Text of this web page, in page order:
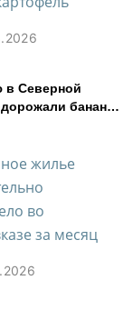
в Северной
бананы